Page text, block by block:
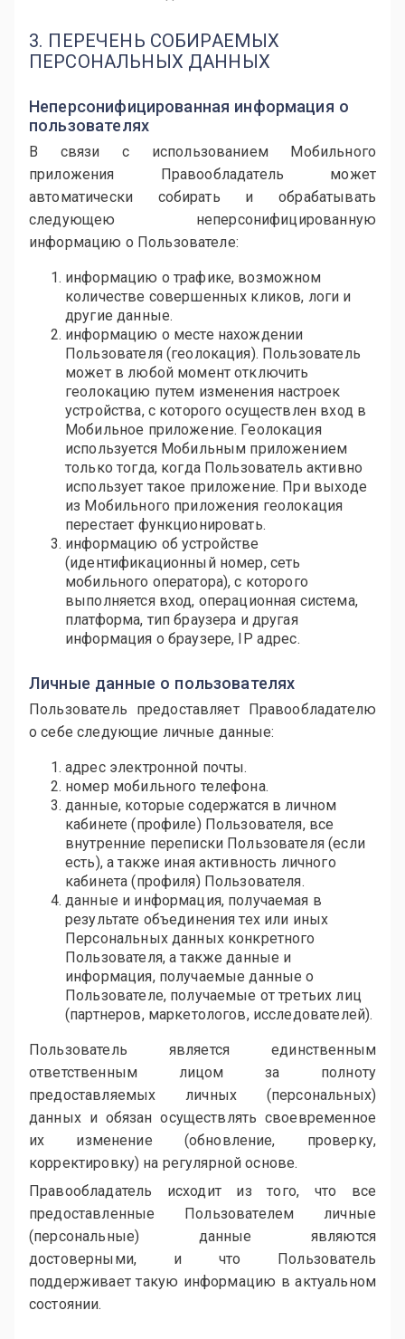
3. ПЕРЕЧЕНЬ СОБИРАЕМЫХ
ПЕРСОНАЛЬНЫХ ДАННЫХ
Неперсонифицированная информация о
пользователях
В связи с использованием Мобильного
приложения Правообладатель может
автоматически собирать и обрабатывать
следующею неперсонифицированную
информацию о Пользователе:
информацию о трафике, возможном
количестве совершенных кликов, логи и
другие данные.
информацию о месте нахождении
Пользователя (геолокация). Пользователь
может в любой момент отключить
геолокацию путем изменения настроек
устройства, с которого осуществлен вход в
Мобильное приложение. Геолокация
используется Мобильным приложением
только тогда, когда Пользователь активно
использует такое приложение. При выходе
из Мобильного приложения геолокация
перестает функционировать.
информацию об устройстве
(идентификационный номер, сеть
мобильного оператора), с которого
выполняется вход, операционная система,
платформа, тип браузера и другая
информация о браузере, IP адрес.
Личные данные о пользователях
Пользователь предоставляет Правообладателю
о себе следующие личные данные:
адрес электронной почты.
номер мобильного телефона.
данные, которые содержатся в личном
кабинете (профиле) Пользователя, все
внутренние переписки Пользователя (если
есть), а также иная активность личного
кабинета (профиля) Пользователя.
данные и информация, получаемая в
результате объединения тех или иных
Персональных данных конкретного
Пользователя, а также данные и
информация, получаемые данные о
Пользователе, получаемые от третьих лиц
(партнеров, маркетологов, исследователей).
Пользователь является единственным
ответственным лицом за полноту
предоставляемых личных (персональных)
данных и обязан осуществлять своевременное
их изменение (обновление, проверку,
корректировку) на регулярной основе.
Правообладатель исходит из того, что все
предоставленные Пользователем личные
(персональные) данные являются
достоверными, и что Пользователь
поддерживает такую информацию в актуальном
состоянии.